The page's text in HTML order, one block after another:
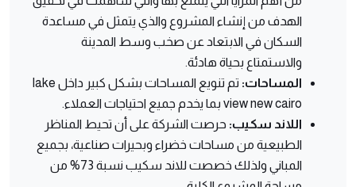
الهدف من إنشاء المشروع والذي يتمثل في مساعدة
السكان في الابتعاد عن صخب وسط المدينة
والاستمتاع بحياة هادئة.
المساحات: تم تنويع المساحات بشكل كبير داخل lake
view new cairo بما يخدم جميع احتياجات العملاء.
اللاند سكيب: حرصت الشركة على أن تحيط المناظر
الطبيعية من مساحات خضراء وبحيرات صناعية، بجميع
المباني ولذلك خصصت للاند سكيب نسبة 73% من